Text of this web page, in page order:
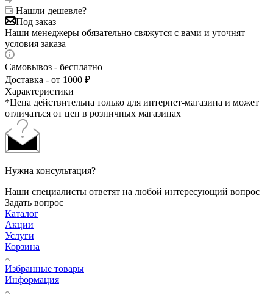
Нашли дешевле?
Под заказ
Наши менеджеры обязательно свяжутся с вами и уточнят
условия заказа
Самовывоз - бесплатно
Доставка - от 1000 ₽
Характеристики
*Цена действительна только для интернет-магазина и может
отличаться от цен в розничных магазинах
Нужна консультация?
Наши специалисты ответят на любой интересующий вопрос
Задать вопрос
Каталог
Акции
Услуги
Корзина
Избранные товары
Информация